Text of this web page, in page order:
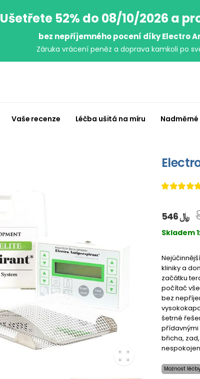
Ušetřete 52% do 08/10/2026 a
bez nepříjemného pocení díky Electro
Záruka vrácení peněz a doprava kamkoli po
Vaše recenze Léčba ušitá na míru
546 ﷼
Skladem
kliniky a
začátku
počítač
bez
šetrné
přídavnými
břicha,
Možnost